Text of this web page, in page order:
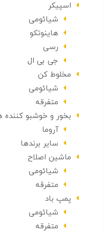
اسپیکر
شیائومی
هاینوتکو
رسی
جی بی ال
مخلوط کن
شیائومی
متفرقه
بخور و خوشبو کننده
آروما
سایر برندها
ماشین اصلاح
شیائومی
متفرقه
پمپ باد
شیائومی
متفرقه